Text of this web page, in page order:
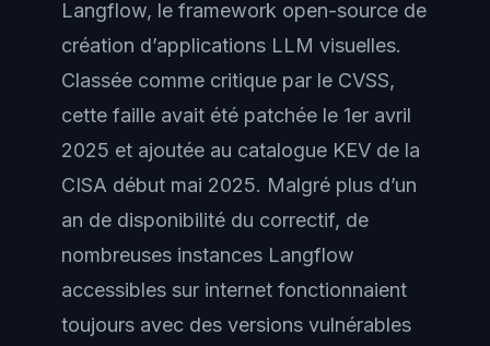
Langflow, le framework open-source de
création d’applications LLM visuelles.
Classée comme critique par le CVSS,
cette faille avait été patchée le 1er avril
2025 et ajoutée au catalogue KEV de la
CISA début mai 2025. Malgré plus d’un
an de disponibilité du correctif, de
nombreuses instances Langflow
accessibles sur internet fonctionnaient
toujours avec des versions vulnérables